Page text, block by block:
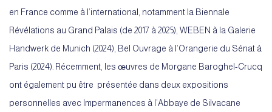
en France comme à l’international, notamment la Biennale
Révélations au Grand Palais (de 2017 à 2025), WEBEN à la Galerie
Handwerk de Munich (2024), Bel Ouvrage à l’Orangerie du Sénat à
Paris (2024). Récemment, les œuvres de Morgane Baroghel-Crucq
ont également pu être présentée dans deux expositions
personnelles avec Impermanences à l’Abbaye de Silvacane